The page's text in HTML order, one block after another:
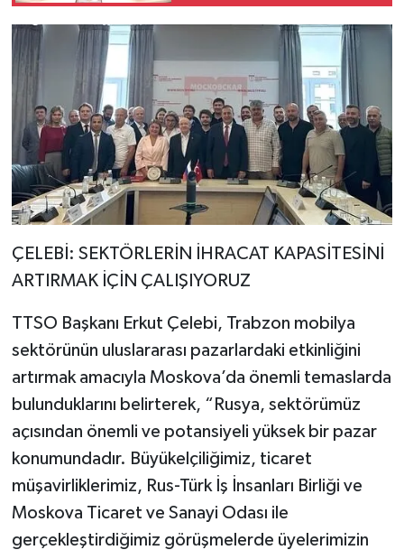
kanıtladı
ÇELEBİ: SEKTÖRLERİN İHRACAT KAPASİTESİNİ
ARTIRMAK İÇİN ÇALIŞIYORUZ
TTSO Başkanı Erkut Çelebi, Trabzon mobilya
sektörünün uluslararası pazarlardaki etkinliğini
artırmak amacıyla Moskova’da önemli temaslarda
bulunduklarını belirterek, “Rusya, sektörümüz
açısından önemli ve potansiyeli yüksek bir pazar
konumundadır. Büyükelçiliğimiz, ticaret
müşavirliklerimiz, Rus-Türk İş İnsanları Birliği ve
Moskova Ticaret ve Sanayi Odası ile
gerçekleştirdiğimiz görüşmelerde üyelerimizin